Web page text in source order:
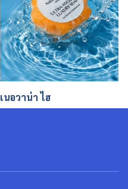
เนอวาน่า ไฮ